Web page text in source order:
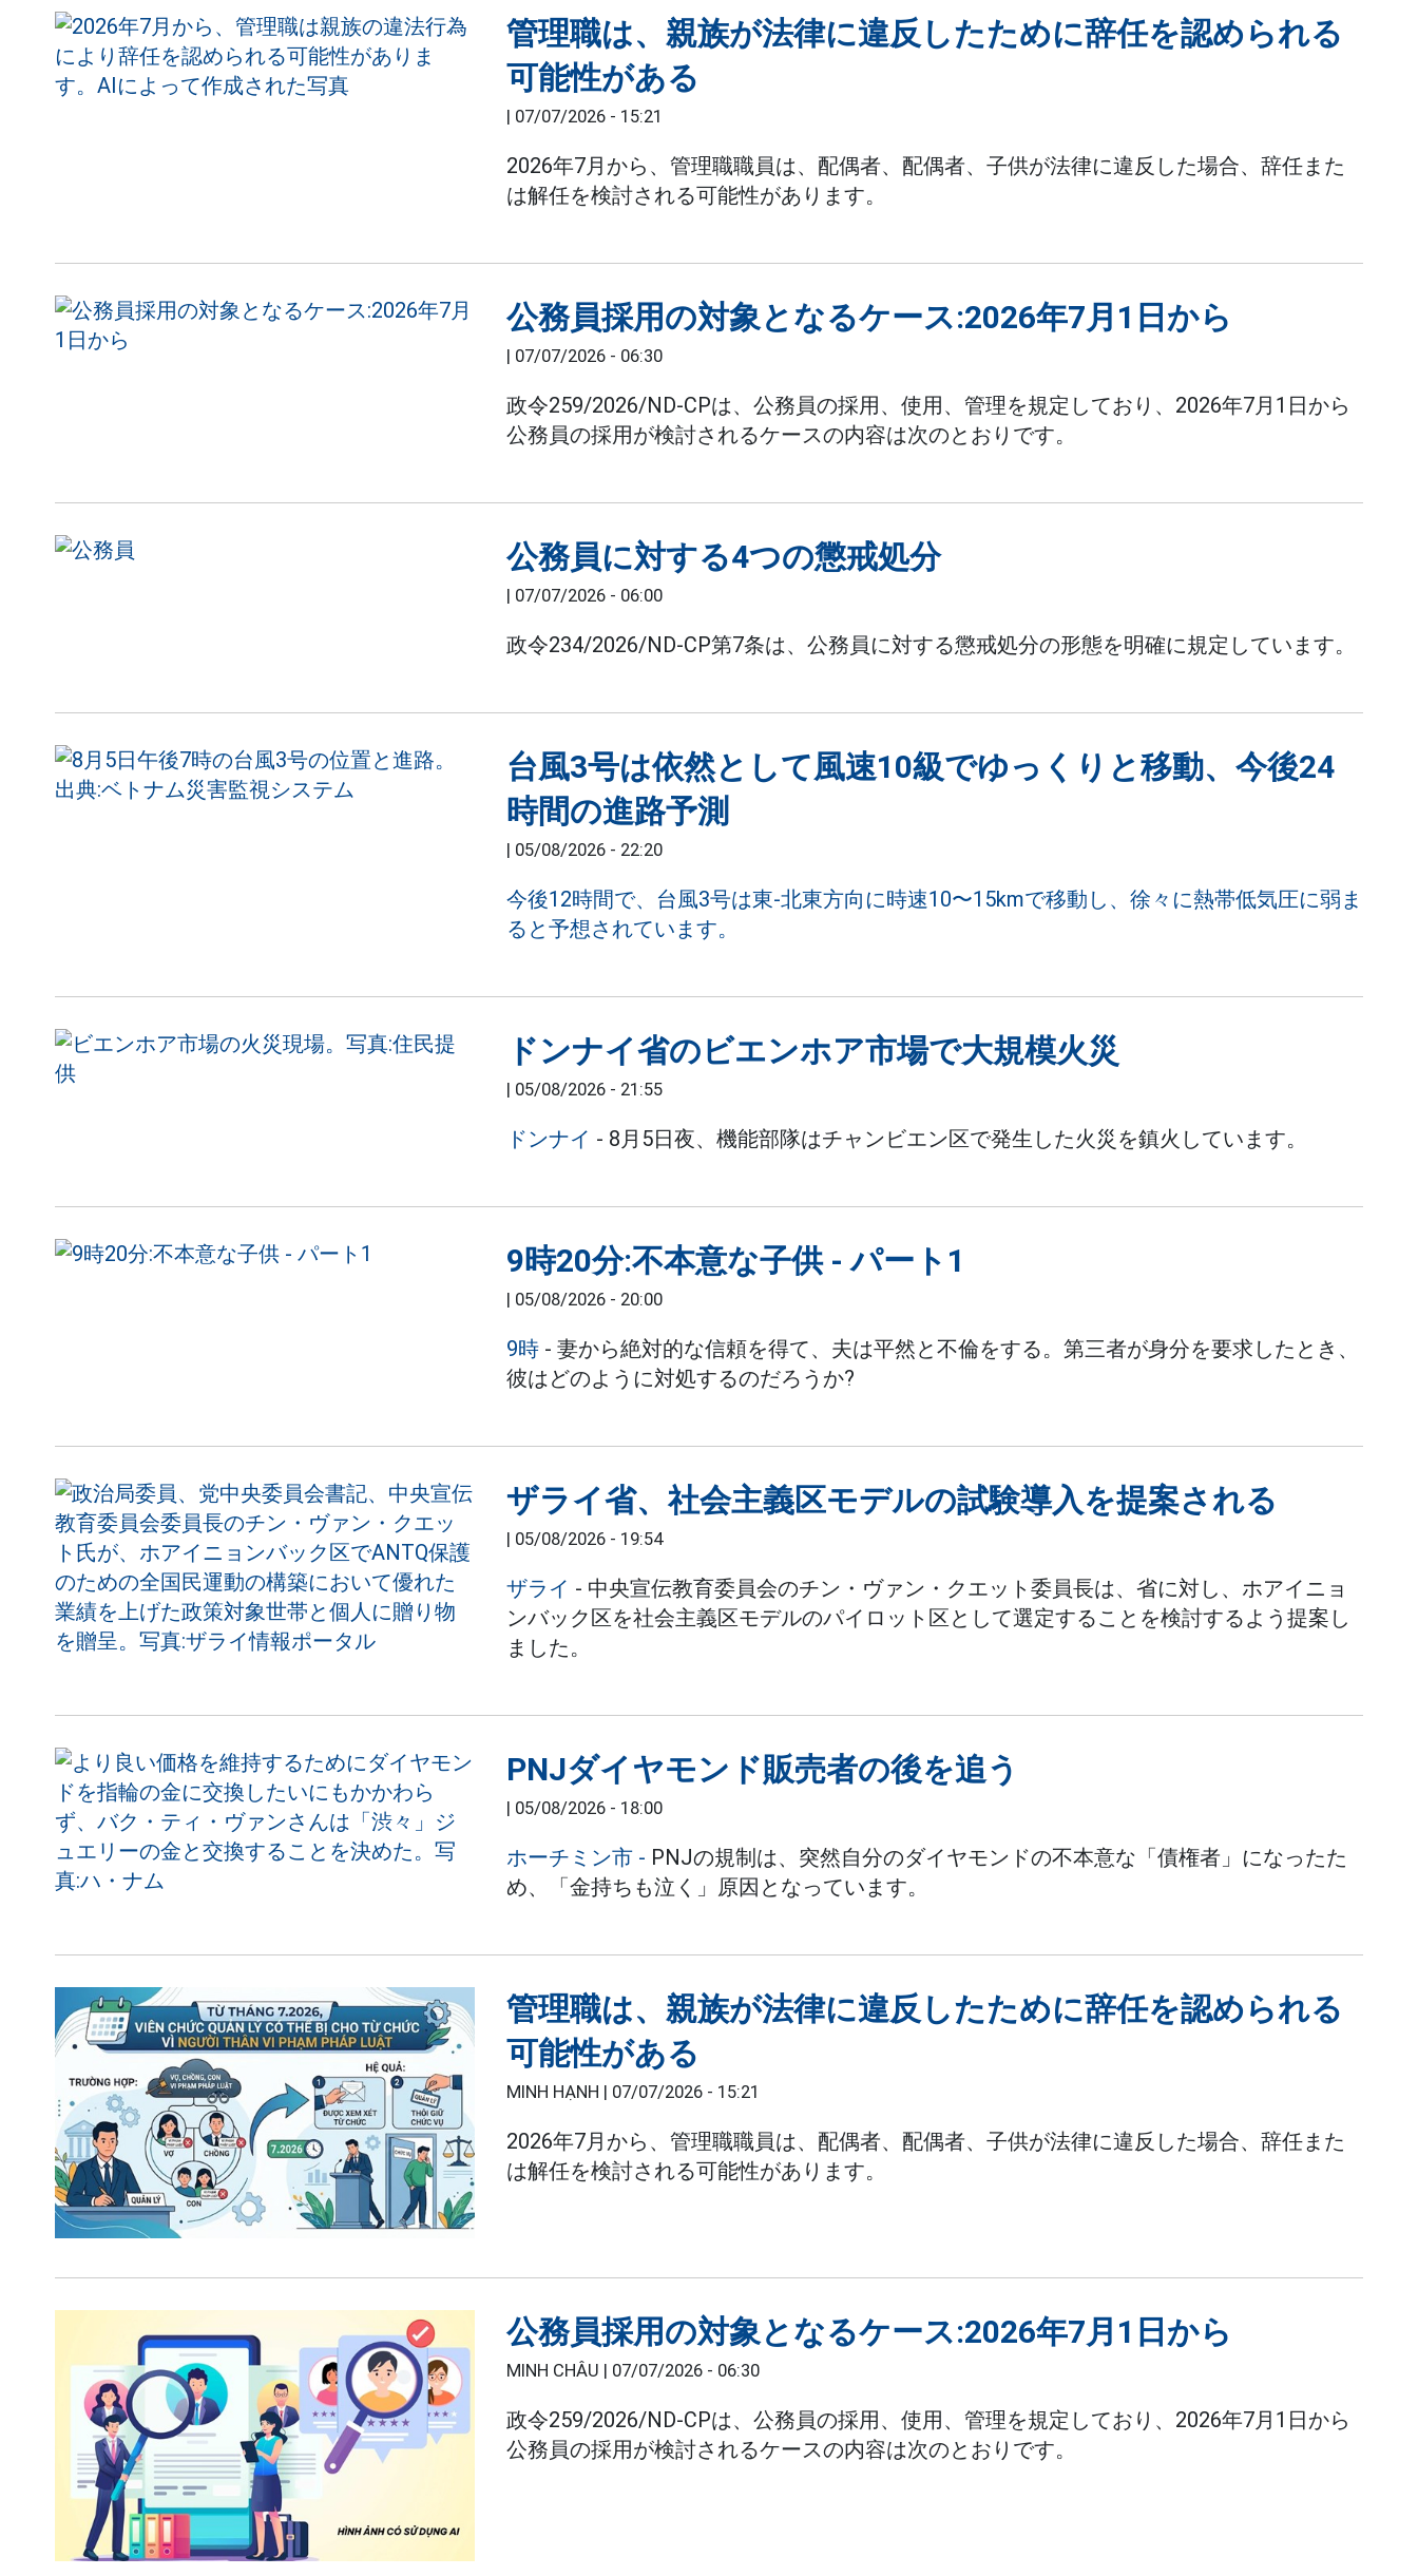
管理職は、親族が法律に違反したために辞任を認められる
可能性がある
| 07/07/2026 - 15:21
2026年7月から、管理職職員は、配偶者、配偶者、子供が法律に違反した場合、辞任また
は解任を検討される可能性があります。
公務員採用の対象となるケース:2026年7月1日から
| 07/07/2026 - 06:30
政令259/2026/ND-CPは、公務員の採用、使用、管理を規定しており、2026年7月1日から
公務員の採用が検討されるケースの内容は次のとおりです。
公務員に対する4つの懲戒処分
| 07/07/2026 - 06:00
政令234/2026/ND-CP第7条は、公務員に対する懲戒処分の形態を明確に規定しています。
台風3号は依然として風速10級でゆっくりと移動、今後24
時間の進路予測
| 05/08/2026 - 22:20
今後12時間で、台風3号は東-北東方向に時速10〜15kmで移動し、徐々に熱帯低気圧に弱ま
ると予想されています。
ドンナイ省のビエンホア市場で大規模火災
| 05/08/2026 - 21:55
ドンナイ - 8月5日夜、機能部隊はチャンビエン区で発生した火災を鎮火しています。
9時20分:不本意な子供 - パート1
| 05/08/2026 - 20:00
9時 - 妻から絶対的な信頼を得て、夫は平然と不倫をする。第三者が身分を要求したとき、
彼はどのように対処するのだろうか?
ザライ省、社会主義区モデルの試験導入を提案される
| 05/08/2026 - 19:54
ザライ - 中央宣伝教育委員会のチン・ヴァン・クエット委員長は、省に対し、ホアイニョ
ンバック区を社会主義区モデルのパイロット区として選定することを検討するよう提案し
ました。
PNJダイヤモンド販売者の後を追う
| 05/08/2026 - 18:00
ホーチミン市 - PNJの規制は、突然自分のダイヤモンドの不本意な「債権者」になったた
め、「金持ちも泣く」原因となっています。
管理職は、親族が法律に違反したために辞任を認められる
可能性がある
MINH HẠNH | 07/07/2026 - 15:21
2026年7月から、管理職職員は、配偶者、配偶者、子供が法律に違反した場合、辞任また
は解任を検討される可能性があります。
公務員採用の対象となるケース:2026年7月1日から
MINH CHÂU | 07/07/2026 - 06:30
政令259/2026/ND-CPは、公務員の採用、使用、管理を規定しており、2026年7月1日から
公務員の採用が検討されるケースの内容は次のとおりです。